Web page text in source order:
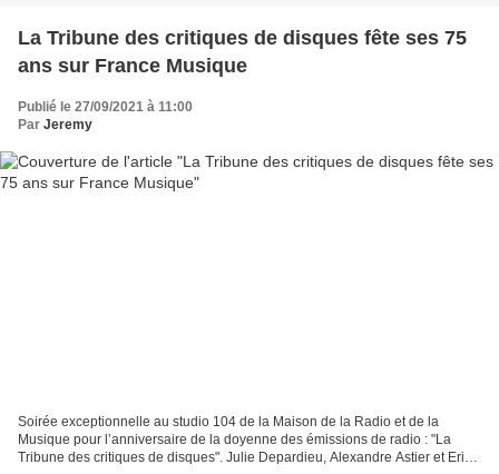
La Tribune des critiques de disques fête ses 75
ans sur France Musique
Publié le 27/09/2021 à 11:00
Par Jeremy
Soirée exceptionnelle au studio 104 de la Maison de la Radio et de la
Musique pour l’anniversaire de la doyenne des émissions de radio : "La
Tribune des critiques de disques". Julie Depardieu, Alexandre Astier et Eric-